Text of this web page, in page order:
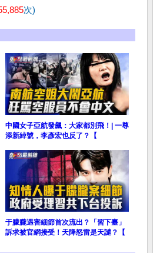
次)
中國女子亞航發飆：大家都別飛！| 一尊
添新綽號，李彥宏也反了？【
于朦朧遇害細節首次流出？「習下臺」
訴求被官網接受！天降怒雷是天譴？【